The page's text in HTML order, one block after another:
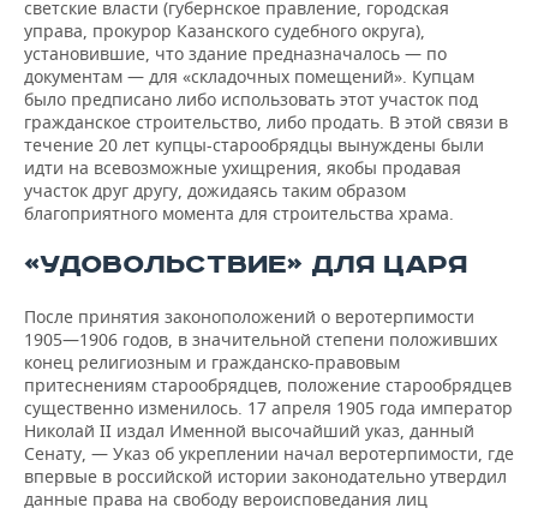
светские власти (губернское правление, городская
управа, прокурор Казанского судебного округа),
установившие, что здание предназначалось — по
документам — для «складочных помещений». Купцам
было предписано либо использовать этот участок под
гражданское строительство, либо продать. В этой связи в
течение 20 лет купцы-старообрядцы вынуждены были
идти на всевозможные ухищрения, якобы продавая
участок друг другу, дожидаясь таким образом
благоприятного момента для строительства храма.
«УДОВОЛЬСТВИЕ» ДЛЯ ЦАРЯ
После принятия законоположений о веротерпимости
1905—1906 годов, в значительной степени положивших
конец религиозным и гражданско-правовым
притеснениям старообрядцев, положение старообрядцев
существенно изменилось. 17 апреля 1905 года император
Николай II издал Именной высочайший указ, данный
Сенату, — Указ об укреплении начал веротерпимости, где
впервые в российской истории законодательно утвердил
данные права на свободу вероисповедания лиц